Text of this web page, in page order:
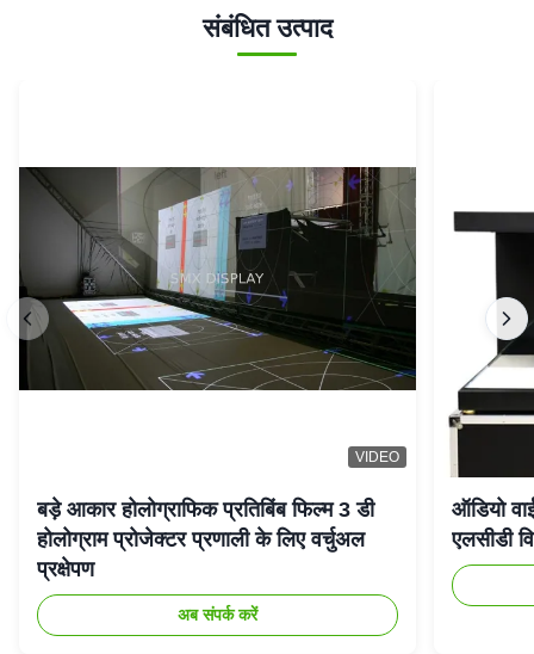
संबंधित उत्पाद
VIDEO
बड़े आकार होलोग्राफिक प्रतिबिंब फिल्म 3 डी
होलोग्राम प्रोजेक्टर प्रणाली के लिए वर्चुअल
प्रक्षेपण
अब संपर्क करें
ऑडियो
एलसीडी